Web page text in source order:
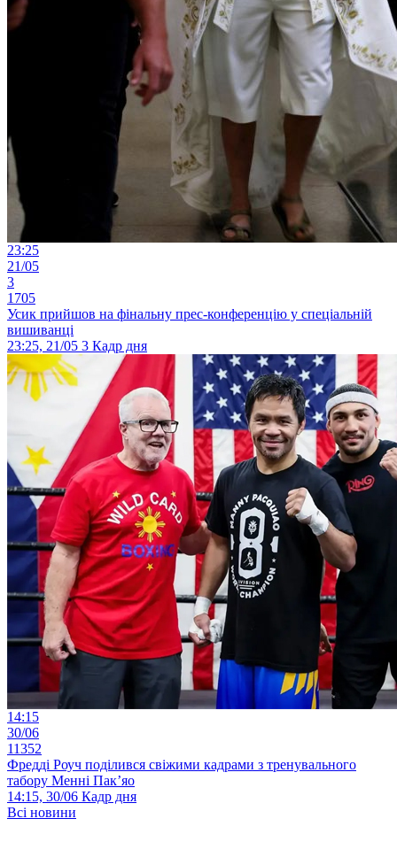
23:25
21/05
3
1705
Усик прийшов на фінальну прес-конференцію у спеціальній
вишиванці
23:25, 21/05 3 Кадр дня
14:15
30/06
11352
Фредді Роуч поділився свіжими кадрами з тренувального
табору Менні Пак’яо
14:15, 30/06 Кадр дня
Всі новини